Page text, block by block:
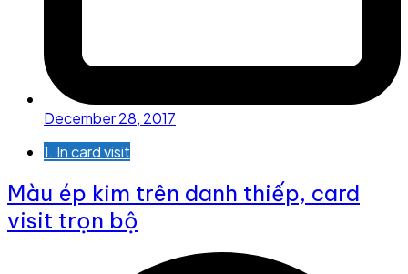
December 28, 2017
1. In card visit
Màu ép kim trên danh thiếp, card
visit trọn bộ